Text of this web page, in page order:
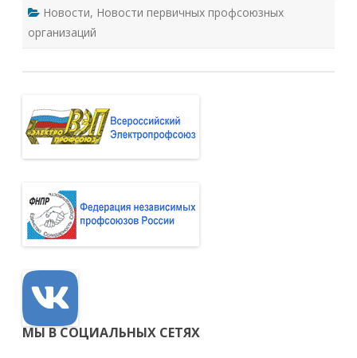
Новости, Новости первичных профсоюзных
организаций
МЫ В СОЦИАЛЬНЫХ СЕТЯХ